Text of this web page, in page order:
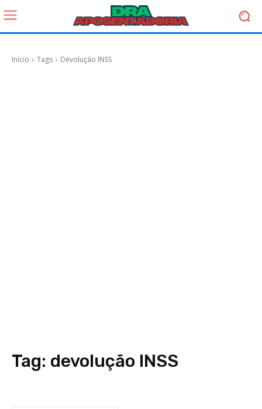
Início Tags Devolução INSS
Tag: devolução INSS